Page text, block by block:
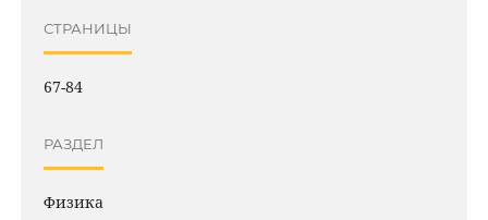
СТРАНИЦЫ
67-84
РАЗДЕЛ
Физика